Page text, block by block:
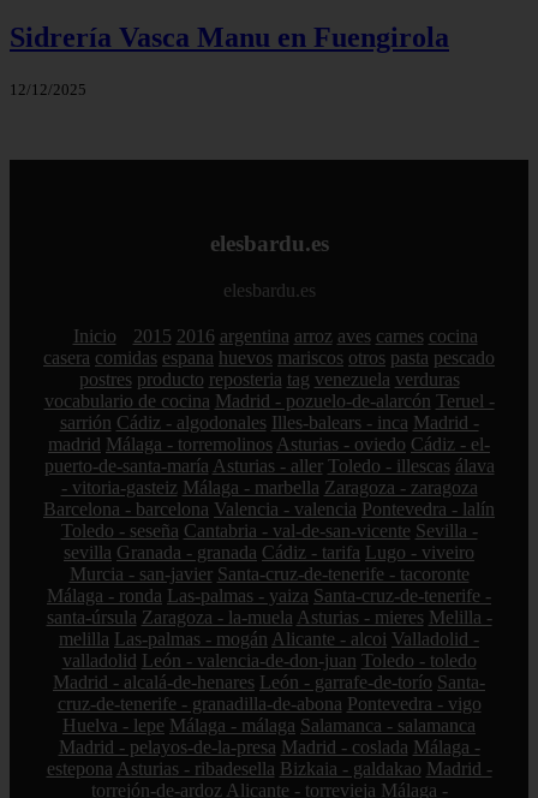
Sidrería Vasca Manu en Fuengirola
12/12/2025
elesbardu.es
elesbardu.es
Inicio 2015 2016 argentina arroz aves carnes cocina
casera comidas espana huevos mariscos otros pasta pescado
postres producto reposteria tag venezuela verduras
vocabulario de cocina Madrid - pozuelo-de-alarcón Teruel -
sarrión Cádiz - algodonales Illes-balears - inca Madrid -
madrid Málaga - torremolinos Asturias - oviedo Cádiz - el-
puerto-de-santa-maría Asturias - aller Toledo - illescas álava
- vitoria-gasteiz Málaga - marbella Zaragoza - zaragoza
Barcelona - barcelona Valencia - valencia Pontevedra - lalín
Toledo - seseña Cantabria - val-de-san-vicente Sevilla -
sevilla Granada - granada Cádiz - tarifa Lugo - viveiro
Murcia - san-javier Santa-cruz-de-tenerife - tacoronte
Málaga - ronda Las-palmas - yaiza Santa-cruz-de-tenerife -
santa-úrsula Zaragoza - la-muela Asturias - mieres Melilla -
melilla Las-palmas - mogán Alicante - alcoi Valladolid -
valladolid León - valencia-de-don-juan Toledo - toledo
Madrid - alcalá-de-henares León - garrafe-de-torío Santa-
cruz-de-tenerife - granadilla-de-abona Pontevedra - vigo
Huelva - lepe Málaga - málaga Salamanca - salamanca
Madrid - pelayos-de-la-presa Madrid - coslada Málaga -
estepona Asturias - ribadesella Bizkaia - galdakao Madrid -
torrejón-de-ardoz Alicante - torrevieja Málaga -